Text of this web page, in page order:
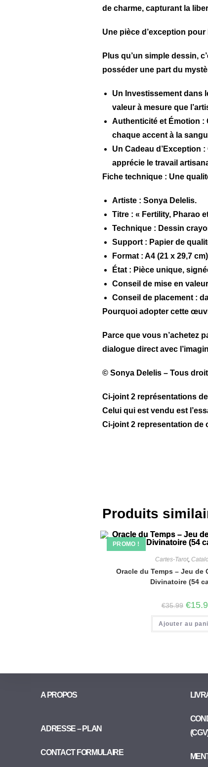
de charme, capturant la
Une pièce d’exception
Plus qu’un simple dessin,
posséder une part du
Un Investissement dans
valeur à mesure que
Authenticité et Émotion :
chaque accent à la
Un Cadeau d’Exception :
apprécie le travail
Fiche technique : Une
Artiste : Sonya Delelis.
Titre : « Fertility, Pharao
Technique : Dessin
Support : Papier de
Format : A4 (21 x 29,7
État : Pièce unique,
Conseil de mise en
Conseil de placement :
Pourquoi adopter cette
Parce que vous n’achetez
dialogue direct avec
© Sonya Delelis – Tous
Ci-joint 2 représentations
Celui qui est vendu est
Ci-joint 2 representation de
Produits
PROMO !
Cartes-Tarot,
Oracle du Temps – Jeu de
Divinatoire (54
€35.99 €
Ajouter au
A PROPOS
ADRESSE – PLAN
CONTACT FORMULAIRE